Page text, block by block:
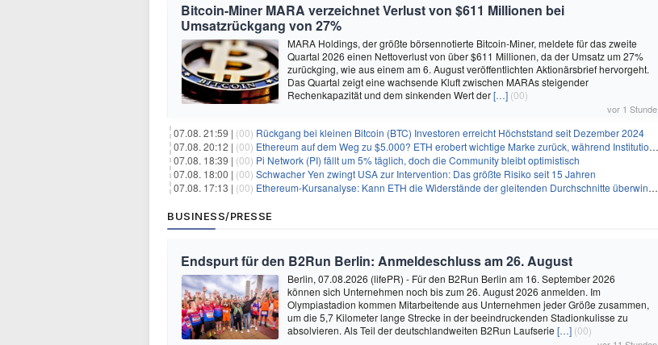
Bitcoin-Miner MARA verzeichnet Verlust von $611 Millionen bei
Umsatzrückgang von 27%
MARA Holdings, der größte börsennotierte Bitcoin-Miner, meldete für das zweite
Quartal 2026 einen Nettoverlust von über $611 Millionen, da der Umsatz um 27%
zurückging, wie aus einem am 6. August veröffentlichten Aktionärsbrief hervorgeht.
Das Quartal zeigt eine wachsende Kluft zwischen MARAs steigender
Rechenkapazität und dem sinkenden Wert der[…] (00)
vor 1 Stunde
07.08. 21:59 | (00) Rückgang bei kleinen Bitcoin (BTC) Investoren erreicht Höchststand seit Dezember 2024
07.08. 20:12 | (00) Ethereum auf dem Weg zu $5.000? ETH erobert wichtige Marke zurück, während Institutionen weiter akkumulieren
07.08. 18:39 | (00) Pi Network (PI) fällt um 5% täglich, doch die Community bleibt optimistisch
07.08. 18:00 | (00) Schwacher Yen zwingt USA zur Intervention: Das größte Risiko seit 15 Jahren
07.08. 17:13 | (00) Ethereum-Kursanalyse: Kann ETH die Widerstände der gleitenden Durchschnitte überwinden?
BUSINESS/PRESSE
Endspurt für den B2Run Berlin: Anmeldeschluss am 26. August
Berlin, 07.08.2026 (lifePR) - Für den B2Run Berlin am 16. September 2026
können sich Unternehmen noch bis zum 26. August 2026 anmelden. Im
Olympiastadion kommen Mitarbeitende aus Unternehmen jeder Größe zusammen,
um die 5,7 Kilometer lange Strecke in der beeindruckenden Stadionkulisse zu
absolvieren. Als Teil der deutschlandweiten B2Run Laufserie […] (00)